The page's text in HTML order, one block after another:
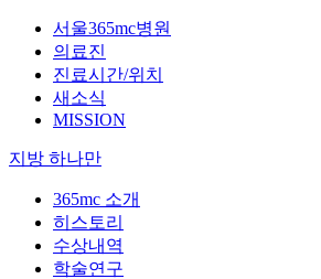
서울365mc병원
의료진
진료시간/위치
새소식
MISSION
지방 하나만
365mc 소개
히스토리
수상내역
학술연구